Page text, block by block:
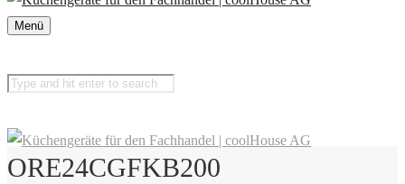
Menü
ORE24CGFKB200